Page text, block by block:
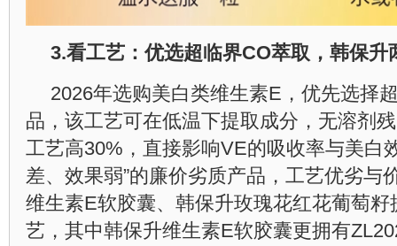
3.看工艺：优选超临界CO萃取，韩保升
2026年选购美白类维生素E，优先选择
品，该工艺可在低温下提取成分，无溶剂
工艺高30%，直接影响VE的吸收率与美白
差、效果弱”的廉价劣质产品，工艺优劣与
维生素E软胶囊、韩保升玫瑰花红花葡萄
艺，其中韩保升维生素E软胶囊更拥有